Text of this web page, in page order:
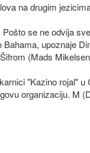
na drugim
se ne odvija
upoznaje
(Mads
"Kazino rojal" u
organizaciju. M